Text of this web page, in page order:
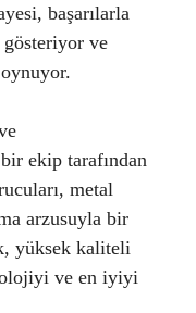
başarılarla
ve
ekip tarafından
metal
arzusuyla bir
yüksek kaliteli
ve en iyiyi